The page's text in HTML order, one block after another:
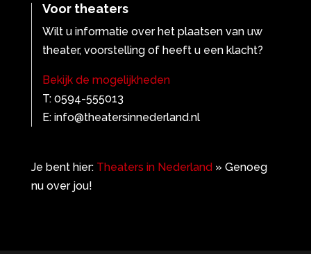
Voor theaters
Wilt u informatie over het plaatsen van uw
theater, voorstelling of heeft u een klacht?
Bekijk de mogelijkheden
T: 0594-555013
E: info@theatersinnederland.nl
Je bent hier: Theaters in Nederland» Genoeg
nu over jou!